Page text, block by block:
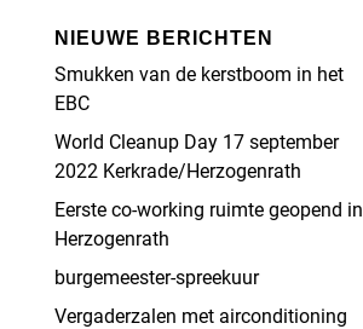
NIEUWE BERICHTEN
Smukken van de kerstboom in het
EBC
World Cleanup Day 17 september
2022 Kerkrade/Herzogenrath
Eerste co-working ruimte geopend in
Herzogenrath
burgemeester-spreekuur
Vergaderzalen met airconditioning